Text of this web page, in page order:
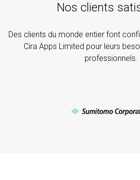
Nos clients
Des clients du monde entier font
Cira Apps Limited pour leurs
professionnels.